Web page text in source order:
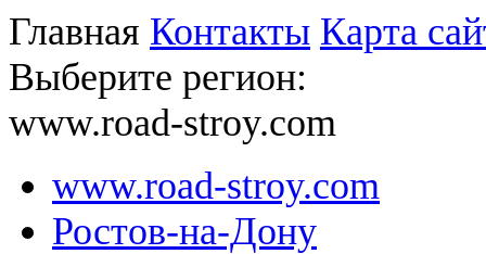
Главная Контакты Карта
Выберите регион:
www.road-stroy.com
www.road-stroy.com
Ростов-на-Дону